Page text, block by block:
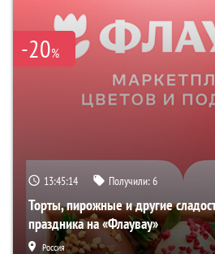
-20%
13:45:14 Получили:6
Торты, пирожные и другие
праздника на «Флаувау»
Россия